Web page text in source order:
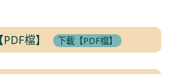
檔】 下載【PDF檔】